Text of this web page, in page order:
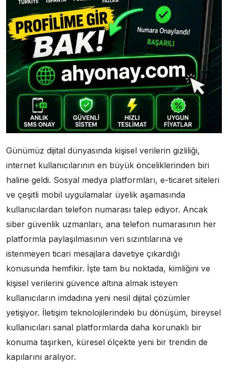
Günümüz dijital dünyasında kişisel verilerin gizliliği,
internet kullanıcılarının en büyük önceliklerinden biri
haline geldi. Sosyal medya platformları, e-ticaret siteleri
ve çeşitli mobil uygulamalar üyelik aşamasında
kullanıcılardan telefon numarası talep ediyor. Ancak
siber güvenlik uzmanları, ana telefon numarasının her
platformla paylaşılmasının veri sızıntılarına ve
istenmeyen ticari mesajlara davetiye çıkardığı
konusunda hemfikir. İşte tam bu noktada, kimliğini ve
kişisel verilerini güvence altına almak isteyen
kullanıcıların imdadına yeni nesil dijital çözümler
yetişiyor. İletişim teknolojilerindeki bu dönüşüm, bireysel
kullanıcıları sanal platformlarda daha korunaklı bir
konuma taşırken, küresel ölçekte yeni bir trendin de
kapılarını aralıyor.